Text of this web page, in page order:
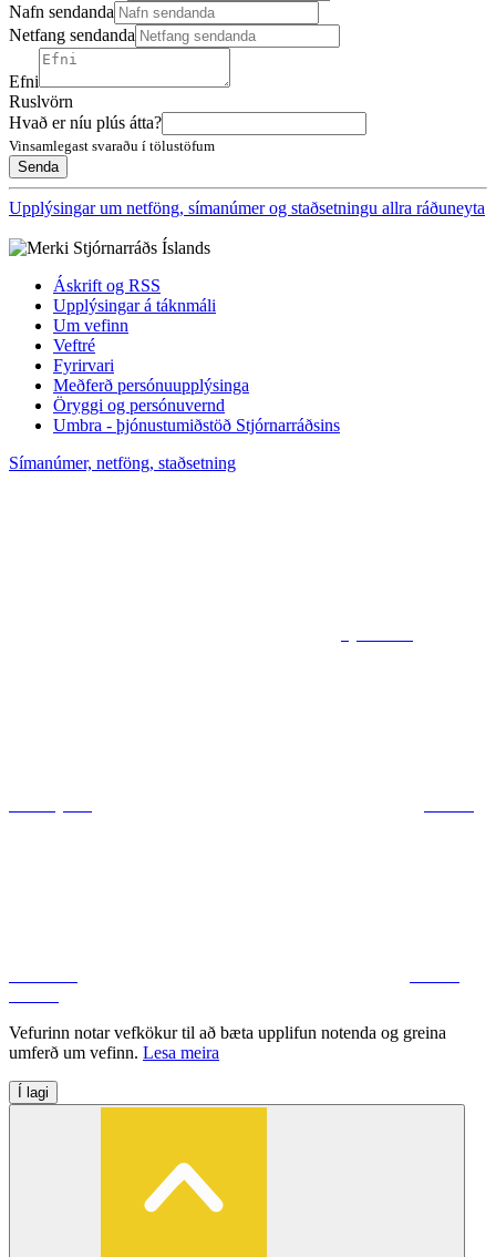
Nafn sendanda
Netfang sendanda
Efni
Ruslvörn
Hvað er níu plús átta?
Vinsamlegast svaraðu í tölustöfum
Upplýsingar um netföng, símanúmer og staðsetningu allra ráðuneyta
Áskrift og RSS
Upplýsingar á táknmáli
Um vefinn
Veftré
Fyrirvari
Meðferð persónuupplýsinga
Öryggi og persónuvernd
Umbra - þjónustumiðstöð Stjórnarráðsins
Símanúmer, netföng, staðsetning
Vefurinn notar vefkökur til að bæta upplifun notenda og greina
umferð um vefinn. Lesa meira
Í lagi